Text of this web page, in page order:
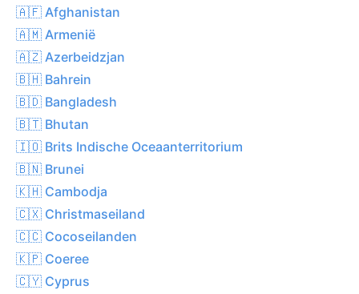
🇦🇫 Afghanistan
🇦🇲 Armenië
🇦🇿 Azerbeidzjan
🇧🇭 Bahrein
🇧🇩 Bangladesh
🇧🇹 Bhutan
🇮🇴 Brits Indische Oceaanterritorium
🇧🇳 Brunei
🇰🇭 Cambodja
🇨🇽 Christmaseiland
🇨🇨 Cocoseilanden
🇰🇵 Coeree
🇨🇾 Cyprus